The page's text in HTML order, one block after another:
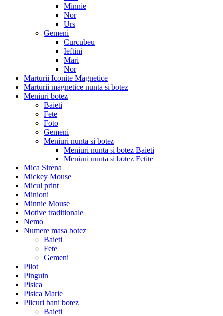
Minnie
Nor
Urs
Gemeni
Curcubeu
Ieftini
Mari
Nor
Marturii Iconite Magnetice
Marturii magnetice nunta si botez
Meniuri botez
Baieti
Fete
Foto
Gemeni
Meniuri nunta si botez
Meniuri nunta si botez Baieti
Meniuri nunta si botez Fetite
Mica Sirena
Mickey Mouse
Micul print
Minioni
Minnie Mouse
Motive traditionale
Nemo
Numere masa botez
Baieti
Fete
Gemeni
Pilot
Pinguin
Pisica
Pisica Marie
Plicuri bani botez
Baieti